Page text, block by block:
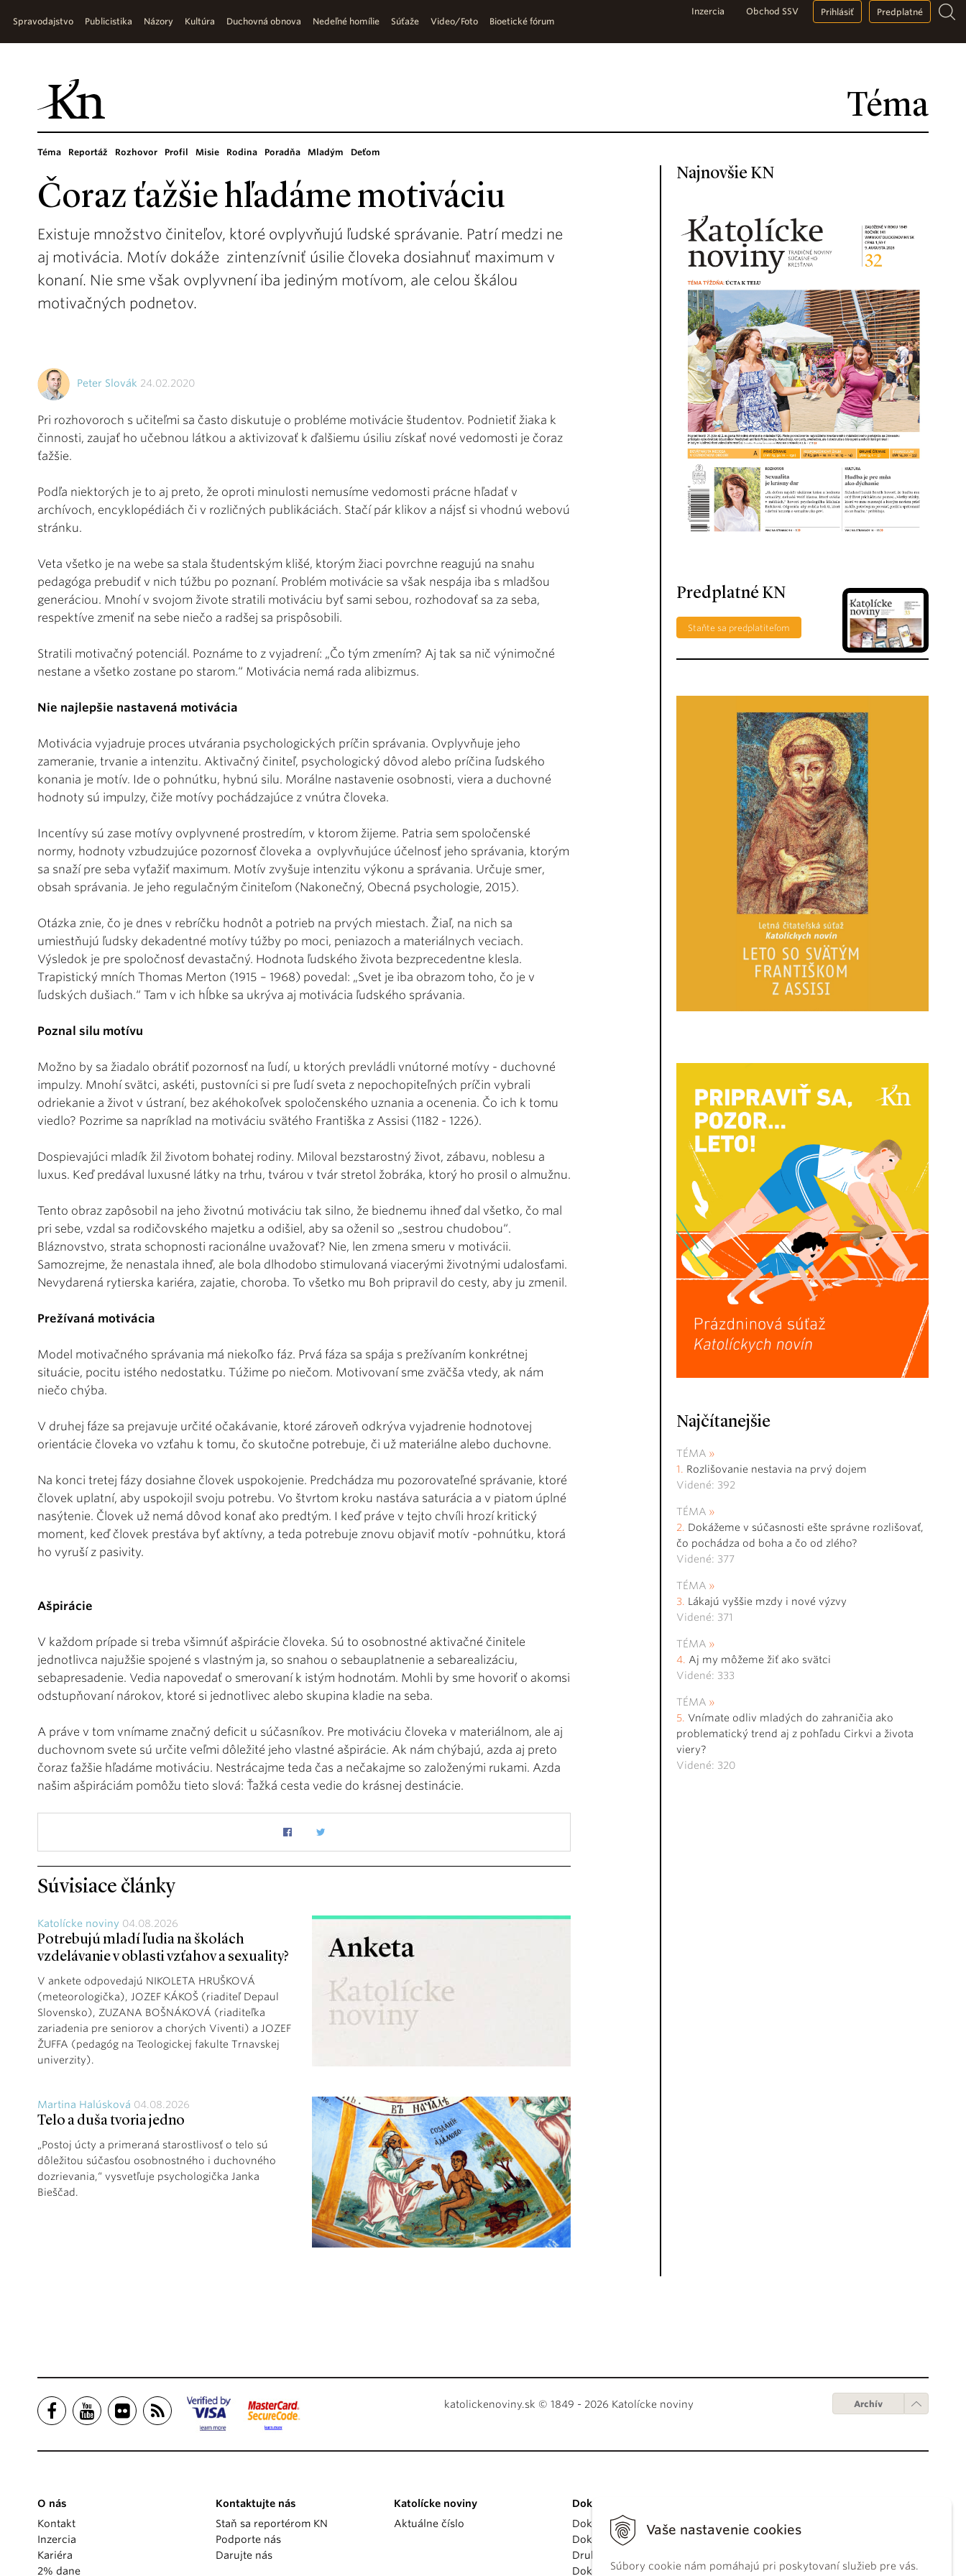
Vaše nastavenie cookies
Súbory cookie nám pomáhajú pri poskytovaní služieb pre vás.
Téma
Spravodajstvo Publicistika Názory Kultúra Duchovná obnova Nedeľné homílie Súťaže Video/Foto Bioetické fórum
Inzercia Obchod SSV Prihlásiť Predplatné
Téma Reportáž Rozhovor Profil Misie Rodina Poradňa Mladým Deťom
Čoraz ťažšie hľadáme motiváciu
Existuje množstvo činiteľov, ktoré ovplyvňujú ľudské správanie. Patrí medzi ne
aj motivácia. Motív dokáže zintenzívniť úsilie človeka dosiahnuť maximum v
konaní. Nie sme však ovplyvnení iba jediným motívom, ale celou škálou
motivačných podnetov.
Peter Slovák 24.02.2020
Pri rozhovoroch s učiteľmi sa často diskutuje o probléme motivácie študentov. Podnietiť žiaka k
činnosti, zaujať ho učebnou látkou a aktivizovať k ďalšiemu úsiliu získať nové vedomosti je čoraz
ťažšie.
Podľa niektorých je to aj preto, že oproti minulosti nemusíme vedomosti prácne hľadať v
archívoch, encyklopédiách či v rozličných publikáciách. Stačí pár klikov a nájsť si vhodnú webovú
stránku.
Veta všetko je na webe sa stala študentským klišé, ktorým žiaci povrchne reagujú na snahu
pedagóga prebudiť v nich túžbu po poznaní. Problém motivácie sa však nespája iba s mladšou
generáciou. Mnohí v svojom živote stratili motiváciu byť sami sebou, rozhodovať sa za seba,
respektíve zmeniť na sebe niečo a radšej sa prispôsobili.
Stratili motivačný potenciál. Poznáme to z vyjadrení: „Čo tým zmením? Aj tak sa nič výnimočné
nestane a všetko zostane po starom.“ Motivácia nemá rada alibizmus.
Nie najlepšie nastavená motivácia
Motivácia vyjadruje proces utvárania psychologických príčin správania. Ovplyvňuje jeho
zameranie, trvanie a intenzitu. Aktivačný činiteľ, psychologický dôvod alebo príčina ľudského
konania je motív. Ide o pohnútku, hybnú silu. Morálne nastavenie osobnosti, viera a duchovné
hodnoty sú impulzy, čiže motívy pochádzajúce z vnútra človeka.
Incentívy sú zase motívy ovplyvnené prostredím, v ktorom žijeme. Patria sem spoločenské
normy, hodnoty vzbudzujúce pozornosť človeka a ovplyvňujúce účelnosť jeho správania, ktorým
sa snaží pre seba vyťažiť maximum. Motív zvyšuje intenzitu výkonu a správania. Určuje smer,
obsah správania. Je jeho regulačným činiteľom (Nakonečný, Obecná psychologie, 2015).
Otázka znie, čo je dnes v rebríčku hodnôt a potrieb na prvých miestach. Žiaľ, na nich sa
umiestňujú ľudsky dekadentné motívy túžby po moci, peniazoch a materiálnych veciach.
Výsledok je pre spoločnosť devastačný. Hodnota ľudského života bezprecedentne klesla.
Trapistický mních Thomas Merton (1915 – 1968) povedal: „Svet je iba obrazom toho, čo je v
ľudských dušiach.“ Tam v ich hĺbke sa ukrýva aj motivácia ľudského správania.
Poznal silu motívu
Možno by sa žiadalo obrátiť pozornosť na ľudí, u ktorých prevládli vnútorné motívy - duchovné
impulzy. Mnohí svätci, askéti, pustovníci si pre ľudí sveta z nepochopiteľných príčin vybrali
odriekanie a život v ústraní, bez akéhokoľvek spoločenského uznania a ocenenia. Čo ich k tomu
viedlo? Pozrime sa napríklad na motiváciu svätého Františka z Assisi (1182 - 1226).
Dospievajúci mladík žil životom bohatej rodiny. Miloval bezstarostný život, zábavu, noblesu a
luxus. Keď predával luxusné látky na trhu, tvárou v tvár stretol žobráka, ktorý ho prosil o almužnu.
Tento obraz zapôsobil na jeho životnú motiváciu tak silno, že biednemu ihneď dal všetko, čo mal
pri sebe, vzdal sa rodičovského majetku a odišiel, aby sa oženil so „sestrou chudobou“.
Bláznovstvo, strata schopnosti racionálne uvažovať? Nie, len zmena smeru v motivácii.
Samozrejme, že nenastala ihneď, ale bola dlhodobo stimulovaná viacerými životnými udalosťami.
Nevydarená rytierska kariéra, zajatie, choroba. To všetko mu Boh pripravil do cesty, aby ju zmenil.
Prežívaná motivácia
Model motivačného správania má niekoľko fáz. Prvá fáza sa spája s prežívaním konkrétnej
situácie, pocitu istého nedostatku. Túžime po niečom. Motivovaní sme zväčša vtedy, ak nám
niečo chýba.
V druhej fáze sa prejavuje určité očakávanie, ktoré zároveň odkrýva vyjadrenie hodnotovej
orientácie človeka vo vzťahu k tomu, čo skutočne potrebuje, či už materiálne alebo duchovne.
Na konci tretej fázy dosiahne človek uspokojenie. Predchádza mu pozorovateľné správanie, ktoré
človek uplatní, aby uspokojil svoju potrebu. Vo štvrtom kroku nastáva saturácia a v piatom úplné
nasýtenie. Človek už nemá dôvod konať ako predtým. I keď práve v tejto chvíli hrozí kritický
moment, keď človek prestáva byť aktívny, a teda potrebuje znovu objaviť motív -pohnútku, ktorá
ho vyruší z pasivity.
Ašpirácie
V každom prípade si treba všimnúť ašpirácie človeka. Sú to osobnostné aktivačné činitele
jednotlivca najužšie spojené s vlastným ja, so snahou o sebauplatnenie a sebarealizáciu,
sebapresadenie. Vedia napovedať o smerovaní k istým hodnotám. Mohli by sme hovoriť o akomsi
odstupňovaní nárokov, ktoré si jednotlivec alebo skupina kladie na seba.
A práve v tom vnímame značný deficit u súčasníkov. Pre motiváciu človeka v materiálnom, ale aj
duchovnom svete sú určite veľmi dôležité jeho vlastné ašpirácie. Ak nám chýbajú, azda aj preto
čoraz ťažšie hľadáme motiváciu. Nestrácajme teda čas a nečakajme so založenými rukami. Azda
našim ašpiráciám pomôžu tieto slová: Ťažká cesta vedie do krásnej destinácie.
Súvisiace články
Katolícke noviny 04.08.2026
Potrebujú mladí ľudia na školách
vzdelávanie v oblasti vzťahov a sexuality?
V ankete odpovedajú NIKOLETA HRUŠKOVÁ
(meteorologička), JOZEF KÁKOŠ (riaditeľ Depaul
Slovensko), ZUZANA BOŠNÁKOVÁ (riaditeľka
zariadenia pre seniorov a chorých Viventi) a JOZEF
ŽUFFA (pedagóg na Teologickej fakulte Trnavskej
univerzity).
Martina Halúsková 04.08.2026
Telo a duša tvoria jedno
„Postoj úcty a primeraná starostlivosť o telo sú
dôležitou súčasťou osobnostného i duchovného
dozrievania,“ vysvetľuje psychologička Janka
Bieščad.
Najnovšie KN
Predplatné KN
Staňte sa predplatiteľom
Najčítanejšie
TÉMA
Rozlišovanie nestavia na prvý dojem
Videné: 392
TÉMA
Dokážeme v súčasnosti ešte správne rozlišovať,
čo pochádza od boha a čo od zlého?
Videné: 377
TÉMA
Lákajú vyššie mzdy i nové výzvy
Videné: 371
TÉMA
Aj my môžeme žiť ako svätci
Videné: 333
TÉMA
Vnímate odliv mladých do zahraničia ako
problematický trend aj z pohľadu Cirkvi a života
viery?
Videné: 320
katolickenoviny.sk © 1849 - 2026 Katolícke noviny Archív
O nás
Kontakt
Inzercia
Kariéra
2% dane
Kontaktujte nás
Staň sa reportérom KN
Podporte nás
Darujte nás
Katolícke noviny
Aktuálne číslo
Dokumenty
Dokumenty pápežov
Dokumenty vatikánskych úradov
Druhý vatikánsky koncil
Dokumenty KBS
Digitálne vydanie
Používanie cookies